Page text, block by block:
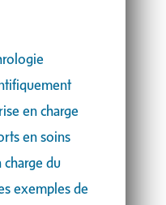
en charge
en soins
du
exemples de